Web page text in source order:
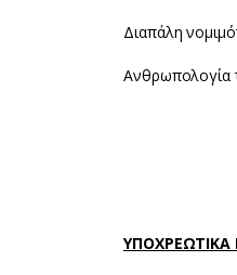
Διαπάλη
Ανθρωπολογία